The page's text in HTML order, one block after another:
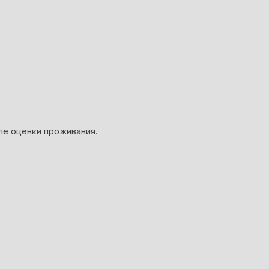
оценки проживания.